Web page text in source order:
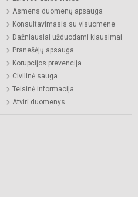
Asmens duomenų apsauga
Konsultavimasis su visuomene
Dažniausiai užduodami klausimai
Pranešėjų apsauga
Korupcijos prevencija
Civilinė sauga
Teisinė informacija
Atviri duomenys